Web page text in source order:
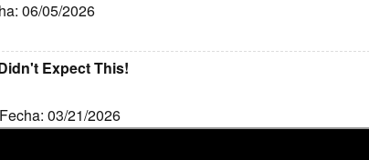
06/05/2026
Expect This!
03/21/2026